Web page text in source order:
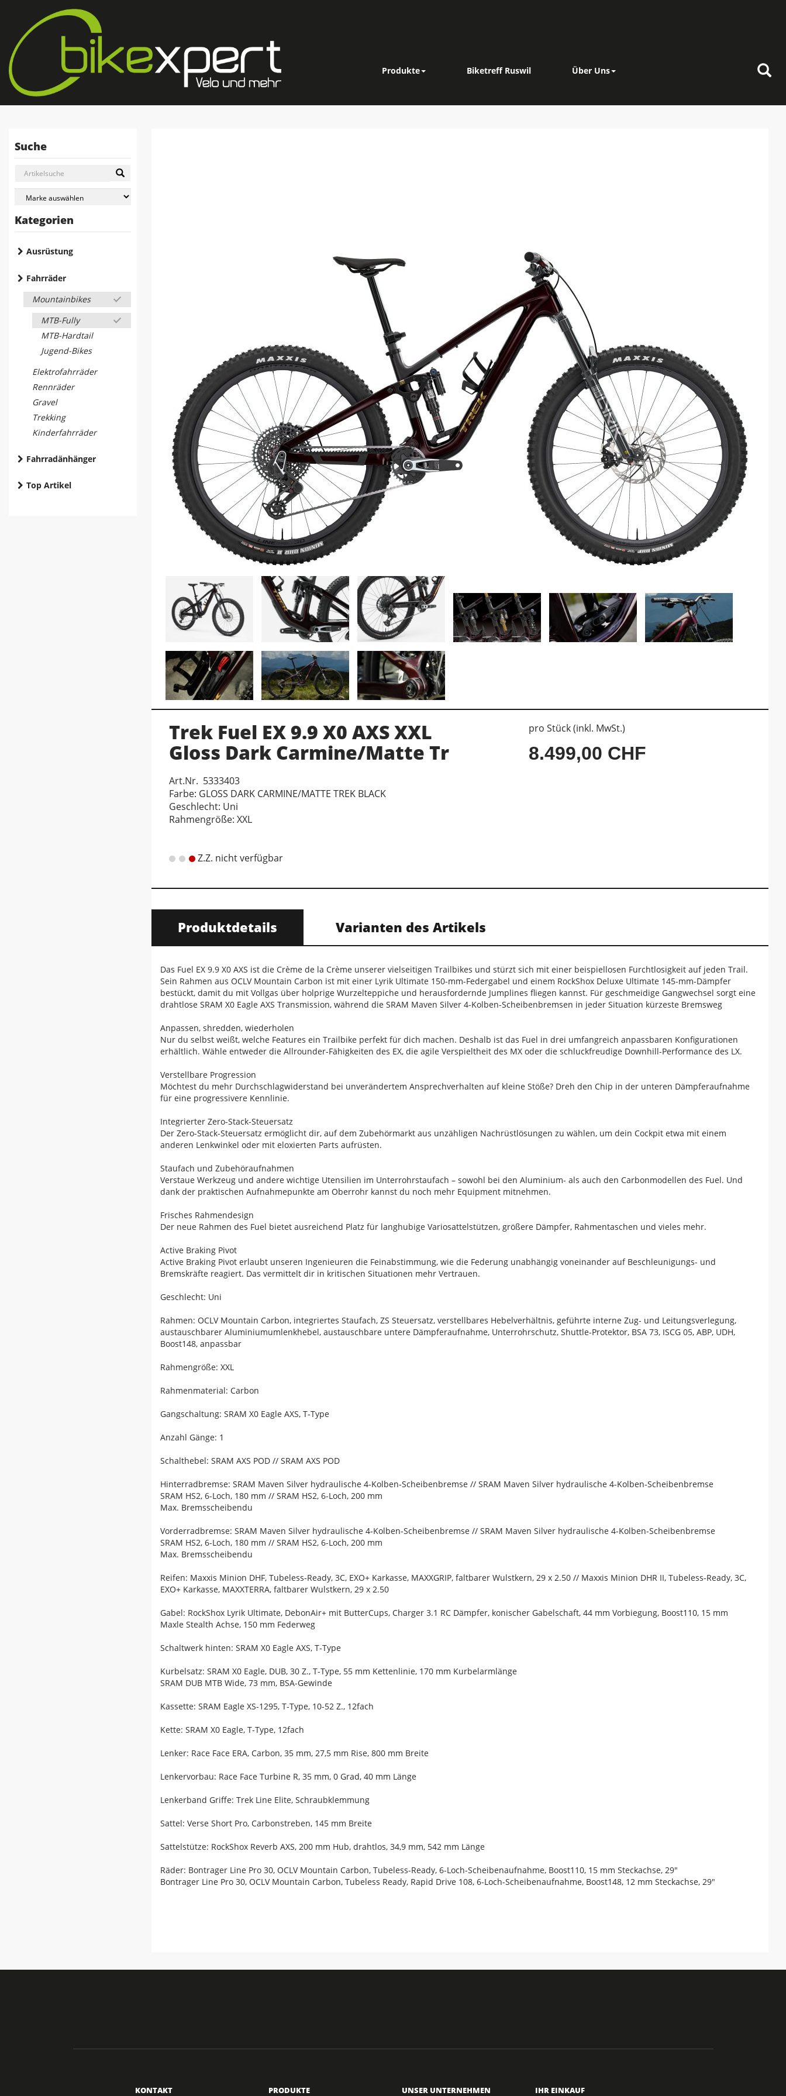
Produkte Biketreff Ruswil Über Uns
Suche
Kategorien
Ausrüstung
Fahrräder
Mountainbikes
MTB-Fully
MTB-Hardtail
Jugend-Bikes
Elektrofahrräder
Rennräder
Gravel
Trekking
Kinderfahrräder
Fahrradänhänger
Top Artikel
Trek Fuel EX 9.9 X0 AXS XXL
Gloss Dark Carmine/Matte Tr
Art.Nr. 5333403
Farbe: GLOSS DARK CARMINE/MATTE TREK BLACK
Geschlecht: Uni
Rahmengröße: XXL
Z.Z. nicht verfügbar
pro Stück (inkl. MwSt.)
8.499,00 CHF
Produktdetails Varianten des Artikels
Das Fuel EX 9.9 X0 AXS ist die Crème de la Crème unserer vielseitigen Trailbikes und stürzt sich mit einer beispiellosen Furchtlosigkeit auf jeden Trail.
Sein Rahmen aus OCLV Mountain Carbon ist mit einer Lyrik Ultimate 150-mm-Federgabel und einem RockShox Deluxe Ultimate 145-mm-Dämpfer
bestückt, damit du mit Vollgas über holprige Wurzelteppiche und herausfordernde Jumplines fliegen kannst. Für geschmeidige Gangwechsel sorgt eine
drahtlose SRAM X0 Eagle AXS Transmission, während die SRAM Maven Silver 4-Kolben-Scheibenbremsen in jeder Situation kürzeste Bremsweg
Anpassen, shredden, wiederholen
Nur du selbst weißt, welche Features ein Trailbike perfekt für dich machen. Deshalb ist das Fuel in drei umfangreich anpassbaren Konfigurationen
erhältlich. Wähle entweder die Allrounder-Fähigkeiten des EX, die agile Verspieltheit des MX oder die schluckfreudige Downhill-Performance des LX.
Verstellbare Progression
Möchtest du mehr Durchschlagwiderstand bei unverändertem Ansprechverhalten auf kleine Stöße? Dreh den Chip in der unteren Dämpferaufnahme
für eine progressivere Kennlinie.
Integrierter Zero-Stack-Steuersatz
Der Zero-Stack-Steuersatz ermöglicht dir, auf dem Zubehörmarkt aus unzähligen Nachrüstlösungen zu wählen, um dein Cockpit etwa mit einem
anderen Lenkwinkel oder mit eloxierten Parts aufrüsten.
Staufach und Zubehöraufnahmen
Verstaue Werkzeug und andere wichtige Utensilien im Unterrohrstaufach – sowohl bei den Aluminium- als auch den Carbonmodellen des Fuel. Und
dank der praktischen Aufnahmepunkte am Oberrohr kannst du noch mehr Equipment mitnehmen.
Frisches Rahmendesign
Der neue Rahmen des Fuel bietet ausreichend Platz für langhubige Variosattelstützen, größere Dämpfer, Rahmentaschen und vieles mehr.
Active Braking Pivot
Active Braking Pivot erlaubt unseren Ingenieuren die Feinabstimmung, wie die Federung unabhängig voneinander auf Beschleunigungs- und
Bremskräfte reagiert. Das vermittelt dir in kritischen Situationen mehr Vertrauen.
Geschlecht: Uni
Rahmen: OCLV Mountain Carbon, integriertes Staufach, ZS Steuersatz, verstellbares Hebelverhältnis, geführte interne Zug- und Leitungsverlegung,
austauschbarer Aluminiumumlenkhebel, austauschbare untere Dämpferaufnahme, Unterrohrschutz, Shuttle-Protektor, BSA 73, ISCG 05, ABP, UDH,
Boost148, anpassbar
Rahmengröße: XXL
Rahmenmaterial: Carbon
Gangschaltung: SRAM X0 Eagle AXS, T-Type
Anzahl Gänge: 1
Schalthebel: SRAM AXS POD // SRAM AXS POD
Hinterradbremse: SRAM Maven Silver hydraulische 4-Kolben-Scheibenbremse // SRAM Maven Silver hydraulische 4-Kolben-Scheibenbremse
SRAM HS2, 6-Loch, 180 mm // SRAM HS2, 6-Loch, 200 mm
Max. Bremsscheibendu
Vorderradbremse: SRAM Maven Silver hydraulische 4-Kolben-Scheibenbremse // SRAM Maven Silver hydraulische 4-Kolben-Scheibenbremse
SRAM HS2, 6-Loch, 180 mm // SRAM HS2, 6-Loch, 200 mm
Max. Bremsscheibendu
Reifen: Maxxis Minion DHF, Tubeless-Ready, 3C, EXO+ Karkasse, MAXXGRIP, faltbarer Wulstkern, 29 x 2.50 // Maxxis Minion DHR II, Tubeless-Ready, 3C,
EXO+ Karkasse, MAXXTERRA, faltbarer Wulstkern, 29 x 2.50
Gabel: RockShox Lyrik Ultimate, DebonAir+ mit ButterCups, Charger 3.1 RC Dämpfer, konischer Gabelschaft, 44 mm Vorbiegung, Boost110, 15 mm
Maxle Stealth Achse, 150 mm Federweg
Schaltwerk hinten: SRAM X0 Eagle AXS, T-Type
Kurbelsatz: SRAM X0 Eagle, DUB, 30 Z., T-Type, 55 mm Kettenlinie, 170 mm Kurbelarmlänge
SRAM DUB MTB Wide, 73 mm, BSA-Gewinde
Kassette: SRAM Eagle XS-1295, T-Type, 10-52 Z., 12fach
Kette: SRAM X0 Eagle, T-Type, 12fach
Lenker: Race Face ERA, Carbon, 35 mm, 27,5 mm Rise, 800 mm Breite
Lenkervorbau: Race Face Turbine R, 35 mm, 0 Grad, 40 mm Länge
Lenkerband Griffe: Trek Line Elite, Schraubklemmung
Sattel: Verse Short Pro, Carbonstreben, 145 mm Breite
Sattelstütze: RockShox Reverb AXS, 200 mm Hub, drahtlos, 34,9 mm, 542 mm Länge
Räder: Bontrager Line Pro 30, OCLV Mountain Carbon, Tubeless-Ready, 6-Loch-Scheibenaufnahme, Boost110, 15 mm Steckachse, 29"
Bontrager Line Pro 30, OCLV Mountain Carbon, Tubeless Ready, Rapid Drive 108, 6-Loch-Scheibenaufnahme, Boost148, 12 mm Steckachse, 29"
KONTAKT PRODUKTE UNSER UNTERNEHMEN IHR EINKAUF